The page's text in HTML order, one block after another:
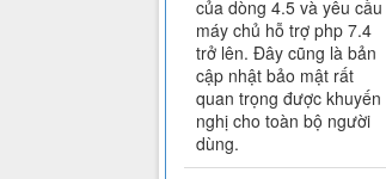
của dòng 4.5 và yêu cầu
máy chủ hỗ trợ php 7.4
trở lên. Đây cũng là bản
cập nhật bảo mật rất
quan trọng được khuyến
nghị cho toàn bộ người
dùng.